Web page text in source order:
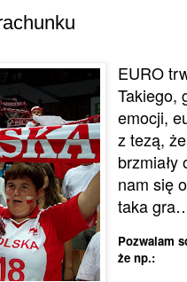
EURO
Takiego,
emo­cji,
z tezą,
brzmiały
nam się
taka
Pozwa­lam
że np.: